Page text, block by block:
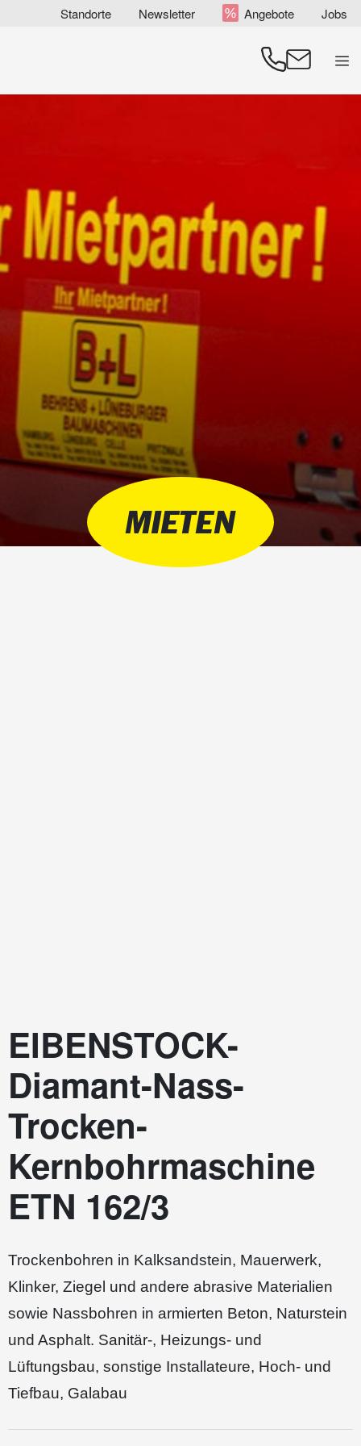
Standorte Newsletter Angebote Jobs
MIETEN
EIBENSTOCK-
Diamant-Nass-
Trocken-
Kernbohrmaschine
ETN 162/3
Trockenbohren in Kalksandstein, Mauerwerk,
Klinker, Ziegel und andere abrasive Materialien
sowie Nassbohren in armierten Beton, Naturstein
und Asphalt. Sanitär-, Heizungs- und
Lüftungsbau, sonstige Installateure, Hoch- und
Tiefbau, Galabau